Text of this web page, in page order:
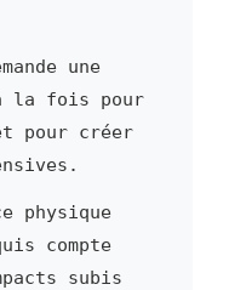
une
la fois pour
pour créer
physique
compte
subis